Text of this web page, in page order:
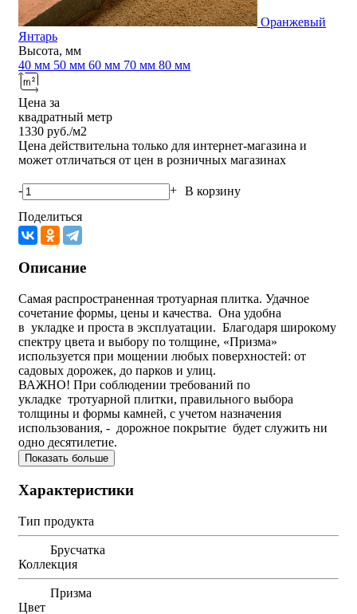
Оранжевый
Янтарь
Высота, мм
40 мм 50 мм 60 мм 70 мм 80 мм
Цена за
квадратный метр
1330 руб./м2
Цена действительна только для интернет-магазина и
может отличаться от цен в розничных магазинах
- + В корзину
Поделиться
Описание
Самая распространенная тротуарная плитка. Удачное
сочетание формы, цены и качества. Она удобна
в укладке и проста в эксплуатации. Благодаря широкому
спектру цвета и выбору по толщине, «Призма»
используется при мощении любых поверхностей: от
садовых дорожек, до парков и улиц.
ВАЖНО! При соблюдении требований по
укладке тротуарной плитки, правильного выбора
толщины и формы камней, с учетом назначения
использования, - дорожное покрытие будет служить ни
одно десятилетие.
Показать больше
Характеристики
Тип продукта
Брусчатка
Коллекция
Призма
Цвет